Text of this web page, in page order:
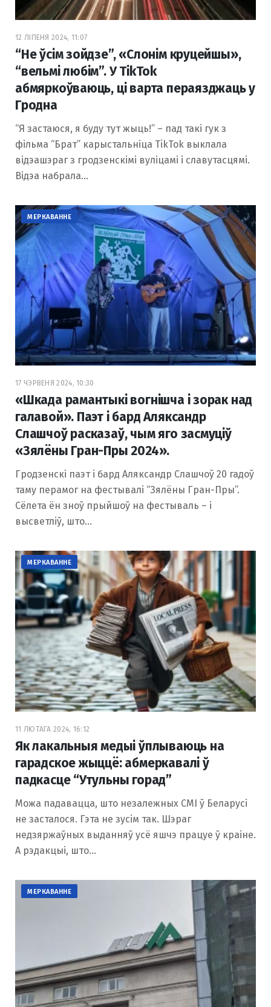
12 ЛІПЕНЯ 2024, 11:07
“Не ўсім зойдзе”, «Слонім круцейшы»,
“вельмі любім”. У TikTok
абмяркоўваюць, ці варта пераязджаць у
Гродна
“Я застаюся, я буду тут жыць!” – пад такі гук з
фільма “Брат” карыстальніца TikTok выклала
відэашэраг з гродзенскімі вуліцамі і славутасцямі.
Відэа набрала…
МЕРКАВАННЕ
17 ЧЭРВЕНЯ 2024, 10:30
«Шкада рамантыкі вогнішча і зорак над
галавой». Паэт і бард Аляксандр
Слашчоў расказаў, чым яго засмуціў
«Зялёны Гран-Пры 2024».
Гродзенскі паэт і бард Аляксандр Слашчоў 20 гадоў
таму перамог на фестывалі “Зялёны Гран-Пры”.
Сёлета ён зноў прыйшоў на фестываль – і
высветліў, што…
МЕРКАВАННЕ
11 ЛЮТАГА 2024, 16:12
Як лакальныя медыі ўплываюць на
гарадское жыццё: абмеркавалі ў
падкасце “Утульны горад”
Можа падавацца, што незалежных СМІ ў Беларусі
не засталося. Гэта не зусім так. Шэраг
недзяржаўных выданняў усё яшчэ працуе ў краіне.
А рэдакцыі, што…
МЕРКАВАННЕ